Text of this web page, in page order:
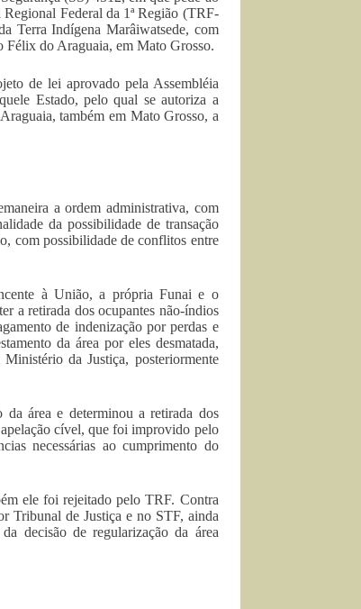
Federal da 1ª Região (TRF-
Terra Indígena Marâiwatsede, com
Félix do Araguaia, em Mato Grosso.
de lei aprovado pela Assembléia
Estado, pelo qual se autoriza a
também em Mato Grosso, a
a ordem administrativa, com
da possibilidade de transação
com possibilidade de conflitos entre
à União, a própria Funai e o
a retirada dos ocupantes não-índios
de indenização por perdas e
da área por eles desmatada,
da Justiça, posteriormente
da área e determinou a retirada dos
apelação cível, que foi improvido pelo
necessárias ao cumprimento do
ele foi rejeitado pelo TRF. Contra
Tribunal de Justiça e no STF, ainda
decisão de regularização da área